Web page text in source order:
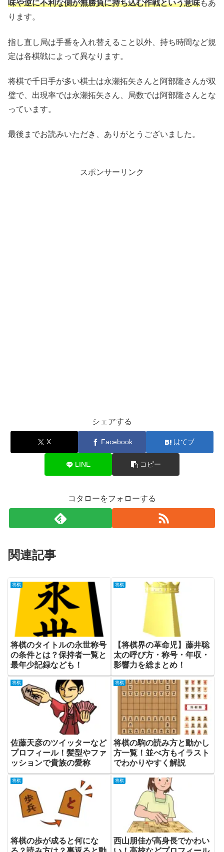
味や逆に不利な側が無勝負に持ち込む作戦という意味もあ
ります。
指し直し局は手番を入れ替えること以外、持ち時間など規
定は各棋戦によって異なります。
将棋で千日手が多い棋士は永瀬拓矢さんと阿部隆さんが双
璧で、出現率では永瀬拓矢さん、局数では阿部隆さんとな
っています。
最後までお読みいただき、ありがとうございました。
スポンサーリンク
シェアする
X Facebook はてブ
LINE コピー
コタローをフォローする
関連記事
将棋
将棋のタイトルの永世称号
の条件とは？保持者一覧と
最年少記録なども！
将棋
【将棋界の革命児】藤井聡
太の呼び方・称号・年収・
影響力を総まとめ！
将棋
佐藤天彦のツイッターなど
プロフィール！髪型やファ
ッションで貴族の愛称
将棋
将棋の駒の読み方と動かし
方一覧！並べ方もイラスト
でわかりやすく解説
将棋
将棋の歩が成ると何にな
将棋
西山朋佳が高身長でかわい